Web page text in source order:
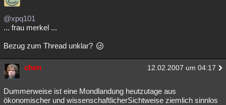
@xpq101
... frau merkel ...
Bezug zum Thread unklar?
chen 12.02.2007 um 04:17
Dummerweise ist eine Mondlandung heutzutage aus
ökonomischer und wissenschaftlicherSichtweise ziemlich sinnlos